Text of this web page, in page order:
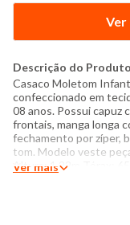
Ver
Descrição do Produto
Casaco Moletom
confeccionado em
08 anos. Possui capuz
frontais, manga longa
fechamento por zíper,
tom. Modelo veste
Altura: 1,22m Tórax:
Ver mais